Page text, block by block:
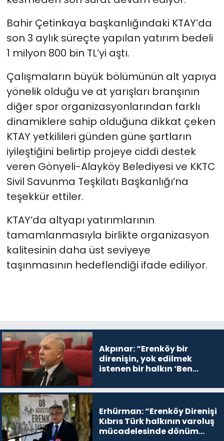
Bahir Çetinkaya başkanlığındaki KTAY’da
son 3 aylık süreçte yapılan yatırım bedeli
1 milyon 800 bin TL’yi aştı.
Çalışmaların büyük bölümünün alt yapıya
yönelik olduğu ve at yarışları branşının
diğer spor organizasyonlarından farklı
dinamiklere sahip olduğuna dikkat çeken
KTAY yetkilileri günden güne şartların
iyileştiğini belirtip projeye ciddi destek
veren Gönyeli-Alayköy Belediyesi ve KKTC
Sivil Savunma Teşkilatı Başkanlığı’na
teşekkür ettiler.
KTAY’da altyapı yatırımlarının
tamamlanmasıyla birlikte organizasyon
kalitesinin daha üst seviyeye
taşınmasının hedeflendiği ifade ediliyor.
Akpınar: “Erenköy bir
direnişin, yok edilmek
istenen bir halkın ‘Ben
devam edeceğim’ dediği
Erhürman: “Erenköy Direnişi
Kıbrıs Türk halkının varoluş
mücadelesinde dönüm
SAĞLIK
Spor
Teknoloji
Video Galeri
YAŞAM
Yazarlar